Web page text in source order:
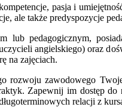
pasja i
ale także predyspozycje
lub pedagogicznym,
angielskiego) oraz
na zajęciach.
rozwoju zawodowego
Zapewnij im dostęp
relacji z